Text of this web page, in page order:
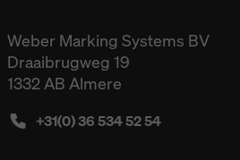
Weber Marking Systems BV
Draaibrugweg 19
1332 AB Almere
+31(0) 36 534 52 54